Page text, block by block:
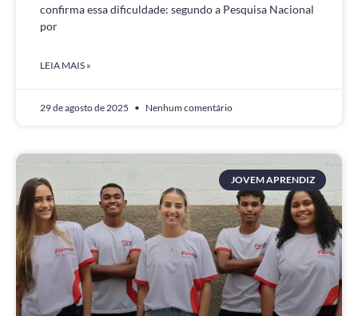
confirma essa dificuldade: segundo a Pesquisa Nacional
por
LEIA MAIS »
29 de agosto de 2025 Nenhum comentário
JOVEM APRENDIZ